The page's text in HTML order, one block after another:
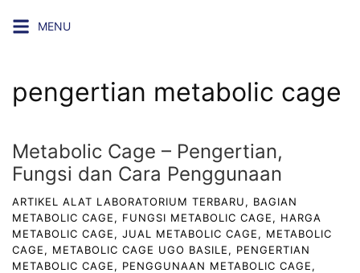
MENU
pengertian metabolic cage
Metabolic Cage – Pengertian,
Fungsi dan Cara Penggunaan
ARTIKEL ALAT LABORATORIUM TERBARU, BAGIAN
METABOLIC CAGE, FUNGSI METABOLIC CAGE, HARGA
METABOLIC CAGE, JUAL METABOLIC CAGE, METABOLIC
CAGE, METABOLIC CAGE UGO BASILE, PENGERTIAN
METABOLIC CAGE, PENGGUNAAN METABOLIC CAGE,